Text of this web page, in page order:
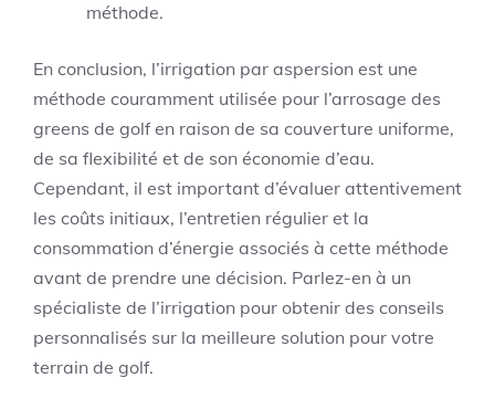
méthode.
En conclusion, l’irrigation par aspersion est une
méthode couramment utilisée pour l’arrosage des
greens de golf en raison de sa couverture uniforme,
de sa flexibilité et de son économie d’eau.
Cependant, il est important d’évaluer attentivement
les coûts initiaux, l’entretien régulier et la
consommation d’énergie associés à cette méthode
avant de prendre une décision. Parlez-en à un
spécialiste de l’irrigation pour obtenir des conseils
personnalisés sur la meilleure solution pour votre
terrain de golf.